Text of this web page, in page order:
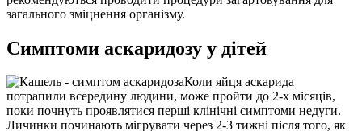
загального зміцнення організму.
Симптоми аскаридозу у дітей
Коли яйця аскарида
потрапили всередину людини, може пройти до 2-х місяців,
поки почнуть проявлятися перші клінічні симптоми недуги.
Личинки починають мігрувати через 2-3 тижні після того, як